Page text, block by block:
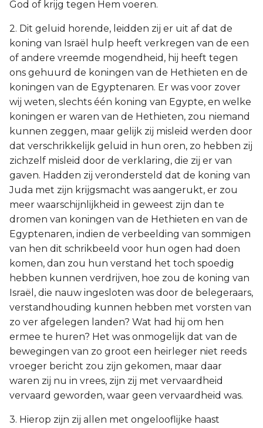
God of krijg tegen Hem voeren.
2. Dit geluid horende, leidden zij er uit af dat de
koning van Israël hulp heeft verkregen van de een
of andere vreemde mogendheid, hij heeft tegen
ons gehuurd de koningen van de Hethieten en de
koningen van de Egyptenaren. Er was voor zover
wij weten, slechts één koning van Egypte, en welke
koningen er waren van de Hethieten, zou niemand
kunnen zeggen, maar gelijk zij misleid werden door
dat verschrikkelijk geluid in hun oren, zo hebben zij
zichzelf misleid door de verklaring, die zij er van
gaven. Hadden zij verondersteld dat de koning van
Juda met zijn krijgsmacht was aangerukt, er zou
meer waarschijnlijkheid in geweest zijn dan te
dromen van koningen van de Hethieten en van de
Egyptenaren, indien de verbeelding van sommigen
van hen dit schrikbeeld voor hun ogen had doen
komen, dan zou hun verstand het toch spoedig
hebben kunnen verdrijven, hoe zou de koning van
Israël, die nauw ingesloten was door de belegeraars,
verstandhouding kunnen hebben met vorsten van
zo ver afgelegen landen? Wat had hij om hen
ermee te huren? Het was onmogelijk dat van de
bewegingen van zo groot een heirleger niet reeds
vroeger bericht zou zijn gekomen, maar daar
waren zij nu in vrees, zijn zij met vervaardheid
vervaard geworden, waar geen vervaardheid was.
3. Hierop zijn zij allen met ongelooflijke haast